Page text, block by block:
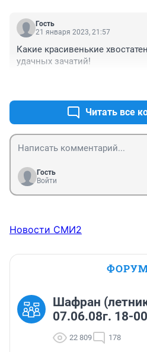
Гость
21 января 2023, 21:57
Какие красивенькие
удачных зачатий!
Читать все
Гость
Войти
Новости СМИ2
Шафран
07.06.08г. 18-00
22 809 178